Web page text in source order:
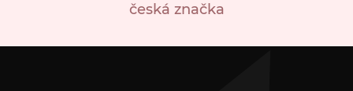
česká značka